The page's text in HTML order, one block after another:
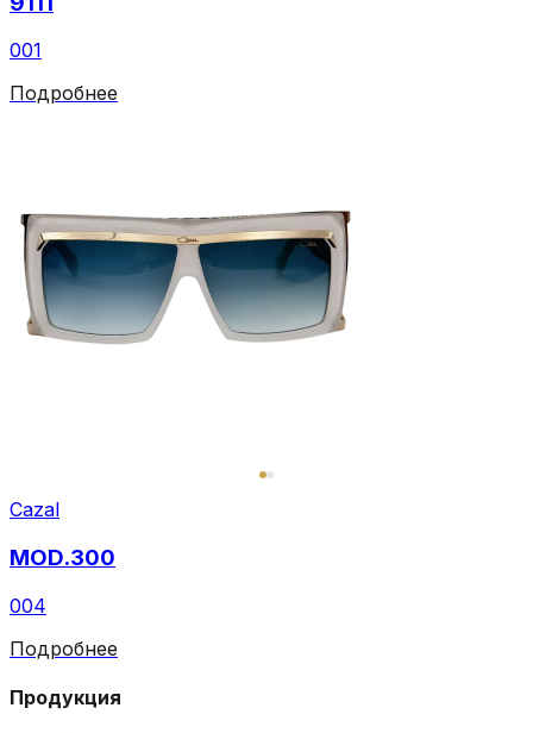
001
Подробнее
Cazal
MOD.300
004
Подробнее
Продукция